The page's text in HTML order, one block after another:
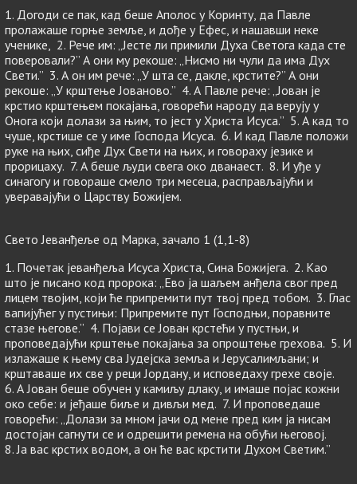
1. Догоди се пак, кад беше Аполос у Коринту, да Павле
пролажаше горње земље, и дође у Ефес, и нашавши неке
ученике, 2. Рече им: „Јесте ли примили Духа Светога када сте
поверовали?” А они му рекоше: „Нисмо ни чули да има Дух
Свети.” 3. А он им рече: „У шта се, дакле, крстите?” А они
рекоше: „У крштење Јованово.” 4. А Павле рече: „Јован је
крстио крштењем покајања, говорећи народу да верују у
Онога који долази за њим, то јест у Христа Исуса.” 5. А кад то
чуше, крстише се у име Господа Исуса. 6. И кад Павле положи
руке на њих, сиђе Дух Свети на њих, и говораху језике и
прорицаху. 7. А беше људи свега око дванаест. 8. И уђе у
синагогу и говораше смело три месеца, расправљајући и
уверавајући о Царству Божијем.
Свето Јеванђеље од Марка, зачало 1 (1,1-8)
1. Почетак јеванђеља Исуса Христа, Сина Божијега. 2. Као
што је писано код пророка: „Ево ја шаљем анђела свог пред
лицем твојим, који ће припремити пут твој пред тобом. 3. Глас
вапијућег у пустињи: Припремите пут Господњи, поравните
стазе његове.” 4. Појави се Јован крстећи у пустњи, и
проповедајући крштење покајања за опроштење грехова. 5. И
излажаше к њему сва Јудејска земља и Јерусалимљани; и
крштаваше их све у реци Јордану, и исповедаху грехе своје.
6. А Јован беше обучен у камиљу длаку, и имаше појас кожни
око себе: и јеђаше биље и дивљи мед. 7. И проповедаше
говорећи: „Долази за мном јачи од мене пред ким ја нисам
достојан сагнути се и одрешити ремена на обући његовој.
8. Ја вас крстих водом, а он ће вас крстити Духом Светим.”